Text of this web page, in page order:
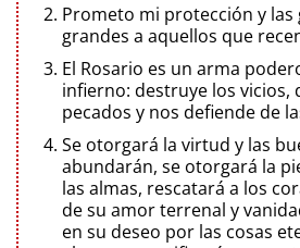
Prometo mi protección y las
grandes a aquellos que
El Rosario es un arma
infierno: destruye los vicios,
pecados y nos defiende de
Se otorgará la virtud y las
abundarán, se otorgará la
las almas, rescatará a los
de su amor terrenal y
en su deseo por las cosas